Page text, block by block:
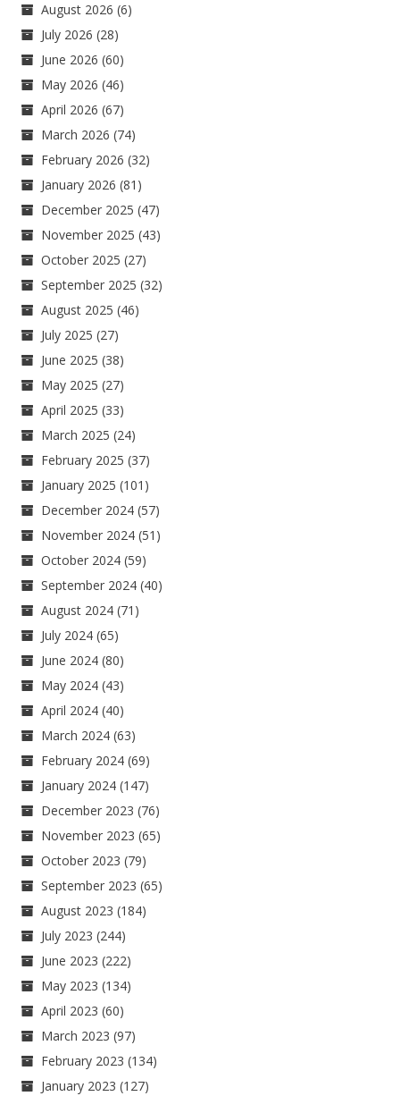
August 2026 (6)
July 2026 (28)
June 2026 (60)
May 2026 (46)
April 2026 (67)
March 2026 (74)
February 2026 (32)
January 2026 (81)
December 2025 (47)
November 2025 (43)
October 2025 (27)
September 2025 (32)
August 2025 (46)
July 2025 (27)
June 2025 (38)
May 2025 (27)
April 2025 (33)
March 2025 (24)
February 2025 (37)
January 2025 (101)
December 2024 (57)
November 2024 (51)
October 2024 (59)
September 2024 (40)
August 2024 (71)
July 2024 (65)
June 2024 (80)
May 2024 (43)
April 2024 (40)
March 2024 (63)
February 2024 (69)
January 2024 (147)
December 2023 (76)
November 2023 (65)
October 2023 (79)
September 2023 (65)
August 2023 (184)
July 2023 (244)
June 2023 (222)
May 2023 (134)
April 2023 (60)
March 2023 (97)
February 2023 (134)
January 2023 (127)